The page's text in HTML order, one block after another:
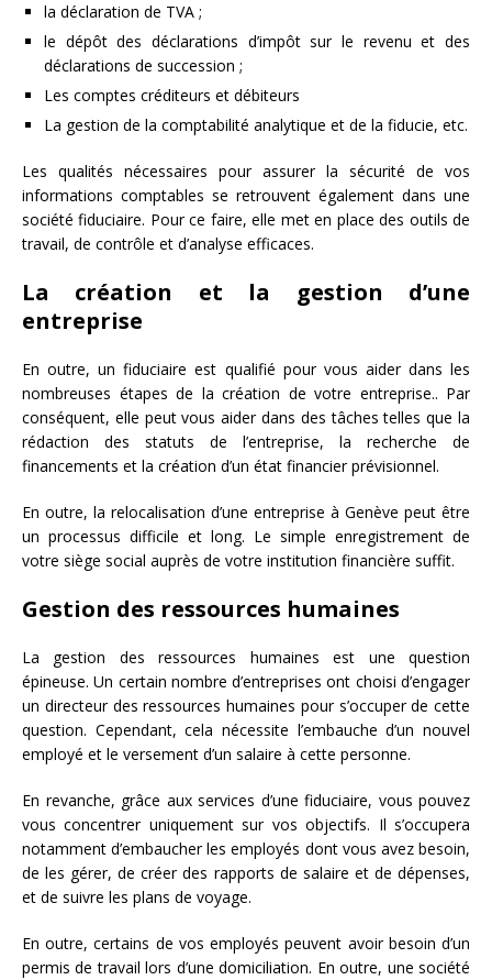
la déclaration de TVA ;
le dépôt des déclarations d’impôt sur le revenu et des
déclarations de succession ;
Les comptes créditeurs et débiteurs
La gestion de la comptabilité analytique et de la fiducie, etc.
Les qualités nécessaires pour assurer la sécurité de vos
informations comptables se retrouvent également dans une
société fiduciaire. Pour ce faire, elle met en place des outils de
travail, de contrôle et d’analyse efficaces.
La création et la gestion d’une
entreprise
En outre, un fiduciaire est qualifié pour vous aider dans les
nombreuses étapes de la création de votre entreprise.. Par
conséquent, elle peut vous aider dans des tâches telles que la
rédaction des statuts de l’entreprise, la recherche de
financements et la création d’un état financier prévisionnel.
En outre, la relocalisation d’une entreprise à Genève peut être
un processus difficile et long. Le simple enregistrement de
votre siège social auprès de votre institution financière suffit.
Gestion des ressources humaines
La gestion des ressources humaines est une question
épineuse. Un certain nombre d’entreprises ont choisi d’engager
un directeur des ressources humaines pour s’occuper de cette
question. Cependant, cela nécessite l’embauche d’un nouvel
employé et le versement d’un salaire à cette personne.
En revanche, grâce aux services d’une fiduciaire, vous pouvez
vous concentrer uniquement sur vos objectifs. Il s’occupera
notamment d’embaucher les employés dont vous avez besoin,
de les gérer, de créer des rapports de salaire et de dépenses,
et de suivre les plans de voyage.
En outre, certains de vos employés peuvent avoir besoin d’un
permis de travail lors d’une domiciliation. En outre, une société